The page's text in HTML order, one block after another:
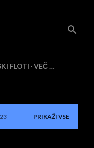
FLOTI VEČ …
PRIKAŽI VSE